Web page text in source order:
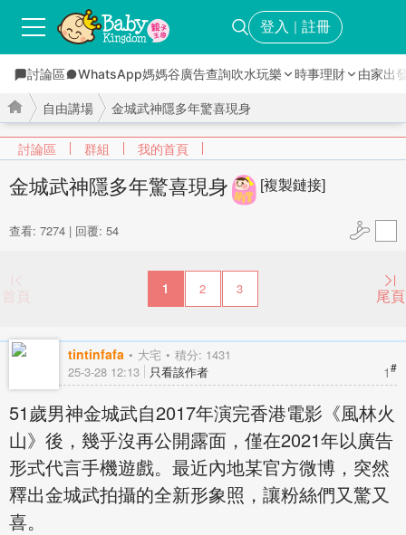
登入 ｜ 註冊
討論區 WhatsApp媽媽谷廣告查詢吹水玩樂 時事理財 由家出
討論區 群組 我的首頁
自由講場 金城武神隱多年驚喜現身
查看: 7274 | 回覆: 54
金城武神隱多年驚喜現身 [複製鏈接]
首頁 1 2 3 尾頁
tintinfafa 大宅 積分: 1431
1#
25-3-28 12:13 只看該作者
51歲男神金城武自2017年演完香港電影《風林火
山》後，幾乎沒再公開露面，僅在2021年以廣告
形式代言手機遊戲。最近內地某官方微博，突然
釋出金城武拍攝的全新形象照，讓粉絲們又驚又
喜。